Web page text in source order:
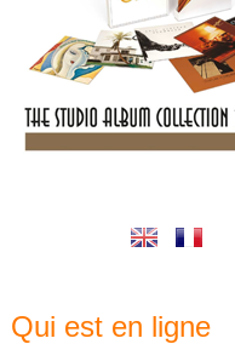
Qui est en ligne